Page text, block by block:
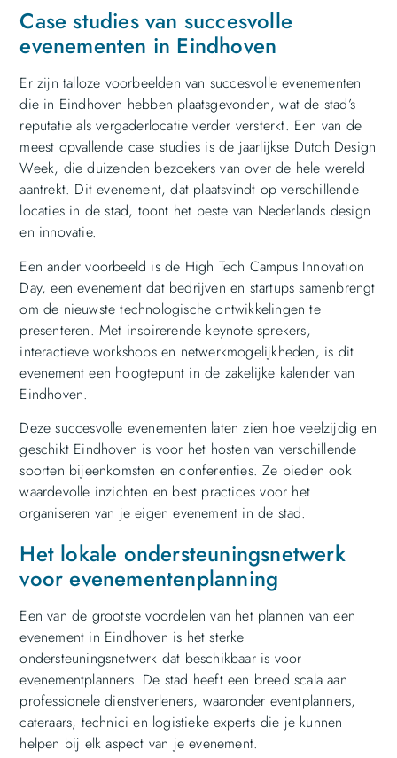
Case studies van succesvolle
evenementen in Eindhoven
Er zijn talloze voorbeelden van succesvolle evenementen
die in Eindhoven hebben plaatsgevonden, wat de stad’s
reputatie als vergaderlocatie verder versterkt. Een van de
meest opvallende case studies is de jaarlijkse Dutch Design
Week, die duizenden bezoekers van over de hele wereld
aantrekt. Dit evenement, dat plaatsvindt op verschillende
locaties in de stad, toont het beste van Nederlands design
en innovatie.
Een ander voorbeeld is de High Tech Campus Innovation
Day, een evenement dat bedrijven en startups samenbrengt
om de nieuwste technologische ontwikkelingen te
presenteren. Met inspirerende keynote sprekers,
interactieve workshops en netwerkmogelijkheden, is dit
evenement een hoogtepunt in de zakelijke kalender van
Eindhoven.
Deze succesvolle evenementen laten zien hoe veelzijdig en
geschikt Eindhoven is voor het hosten van verschillende
soorten bijeenkomsten en conferenties. Ze bieden ook
waardevolle inzichten en best practices voor het
organiseren van je eigen evenement in de stad.
Het lokale ondersteuningsnetwerk
voor evenementenplanning
Een van de grootste voordelen van het plannen van een
evenement in Eindhoven is het sterke
ondersteuningsnetwerk dat beschikbaar is voor
evenementplanners. De stad heeft een breed scala aan
professionele dienstverleners, waaronder eventplanners,
cateraars, technici en logistieke experts die je kunnen
helpen bij elk aspect van je evenement.